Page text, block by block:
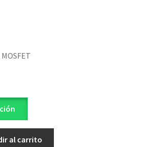
al carrito